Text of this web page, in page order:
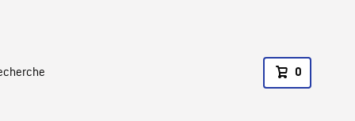
0